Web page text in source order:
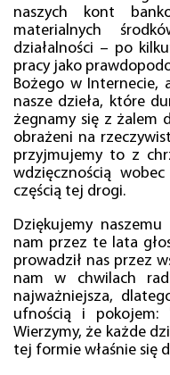
naszych kont
materialnych
działalności – po
pracy jako
Bożego w Internecie,
nasze dzieła, które
żegnamy się z żalem
obrażeni na
przyjmujemy to z
wdzięcznością
częścią tej drogi.
Dziękujemy
nam przez te lata
prowadził nas przez
nam w chwilach
najważniejsza,
ufnością i pokojem:
Wierzymy, że każde
tej formie właśnie się